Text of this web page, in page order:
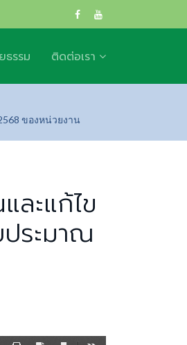
ธรรม ติดต่อเรา
ของหน่วยงาน
ละแก้ไข
ระมาณ